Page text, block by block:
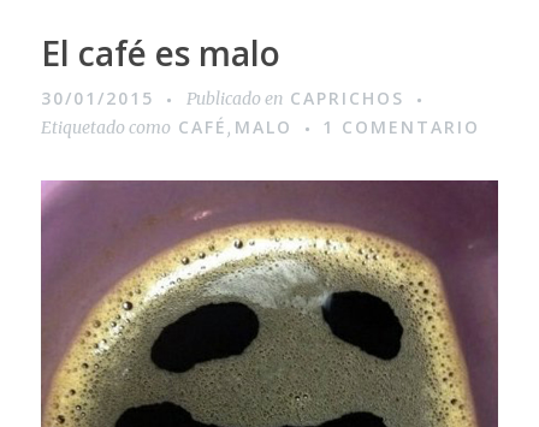
Imagen
El café es malo
30/01/2015 Publicado en CAPRICHOS
Etiquetado como CAFÉ, MALO 1 COMENTARIO